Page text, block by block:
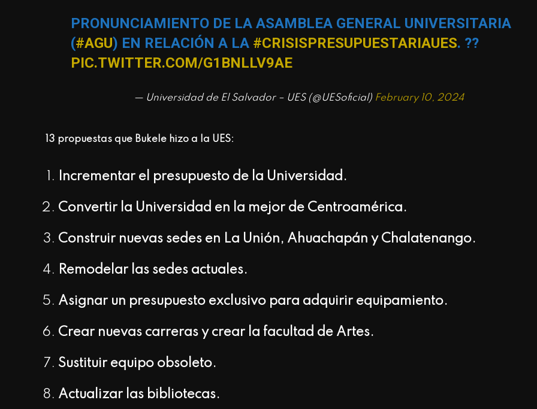
PRONUNCIAMIENTO DE LA ASAMBLEA GENERAL UNIVERSITARIA
(#AGU) EN RELACIÓN A LA #CRISISPRESUPUESTARIAUES. ??
PIC.TWITTER.COM/G1BNLLV9AE
— Universidad de El Salvador – UES (@UESoficial) February 10, 2024
13 propuestas que Bukele hizo a la UES:
Incrementar el presupuesto de la Universidad.
Convertir la Universidad en la mejor de Centroamérica.
Construir nuevas sedes en La Unión, Ahuachapán y Chalatenango.
Remodelar las sedes actuales.
Asignar un presupuesto exclusivo para adquirir equipamiento.
Crear nuevas carreras y crear la facultad de Artes.
Sustituir equipo obsoleto.
Actualizar las bibliotecas.